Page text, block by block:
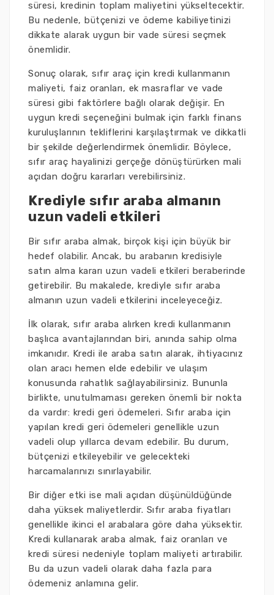
süresi, kredinin toplam maliyetini yükseltecektir.
Bu nedenle, bütçenizi ve ödeme kabiliyetinizi
dikkate alarak uygun bir vade süresi seçmek
önemlidir.
Sonuç olarak, sıfır araç için kredi kullanmanın
maliyeti, faiz oranları, ek masraflar ve vade
süresi gibi faktörlere bağlı olarak değişir. En
uygun kredi seçeneğini bulmak için farklı finans
kuruluşlarının tekliflerini karşılaştırmak ve dikkatli
bir şekilde değerlendirmek önemlidir. Böylece,
sıfır araç hayalinizi gerçeğe dönüştürürken mali
açıdan doğru kararları verebilirsiniz.
Krediyle sıfır araba almanın
uzun vadeli etkileri
Bir sıfır araba almak, birçok kişi için büyük bir
hedef olabilir. Ancak, bu arabanın kredisiyle
satın alma kararı uzun vadeli etkileri beraberinde
getirebilir. Bu makalede, krediyle sıfır araba
almanın uzun vadeli etkilerini inceleyeceğiz.
İlk olarak, sıfır araba alırken kredi kullanmanın
başlıca avantajlarından biri, anında sahip olma
imkanıdır. Kredi ile araba satın alarak, ihtiyacınız
olan aracı hemen elde edebilir ve ulaşım
konusunda rahatlık sağlayabilirsiniz. Bununla
birlikte, unutulmaması gereken önemli bir nokta
da vardır: kredi geri ödemeleri. Sıfır araba için
yapılan kredi geri ödemeleri genellikle uzun
vadeli olup yıllarca devam edebilir. Bu durum,
bütçenizi etkileyebilir ve gelecekteki
harcamalarınızı sınırlayabilir.
Bir diğer etki ise mali açıdan düşünüldüğünde
daha yüksek maliyetlerdir. Sıfır araba fiyatları
genellikle ikinci el arabalara göre daha yüksektir.
Kredi kullanarak araba almak, faiz oranları ve
kredi süresi nedeniyle toplam maliyeti artırabilir.
Bu da uzun vadeli olarak daha fazla para
ödemeniz anlamına gelir.